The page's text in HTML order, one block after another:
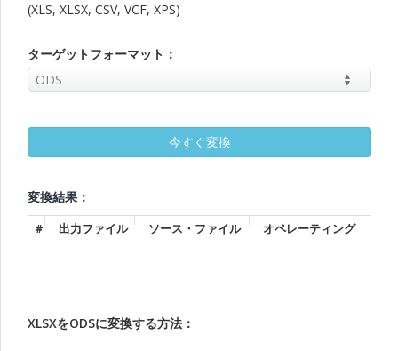
(XLS, XLSX, CSV, VCF, XPS)
ターゲットフォーマット：
変換結果：
# 出力ファイル ソース・ファイル オペレーティング
XLSXをODSに変換する方法：